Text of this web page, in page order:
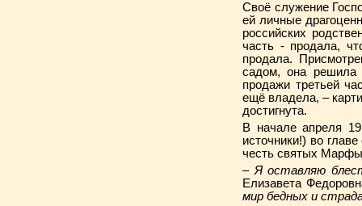
Своё служение
ей личные
российских
часть - продала,
продала.
садом, она решила
продажи третьей
ещё владела, –
достигнута.
В начале апреля
источники!) во
честь святых
– Я оставляю
Елизавета
мир бедных и